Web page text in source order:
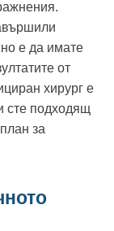
е да имате
от
хирург е
сте подходящ
за